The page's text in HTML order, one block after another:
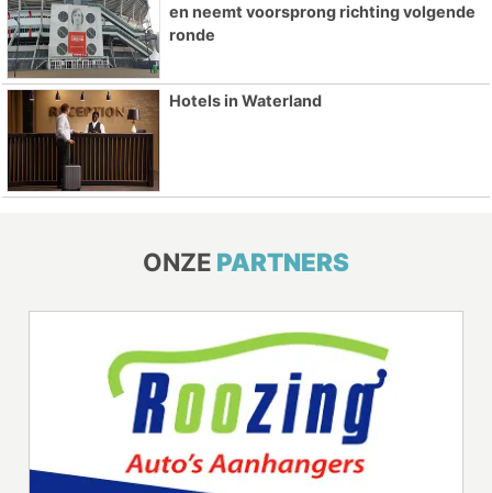
en neemt voorsprong richting volgende
ronde
Hotels in Waterland
ONZE PARTNERS